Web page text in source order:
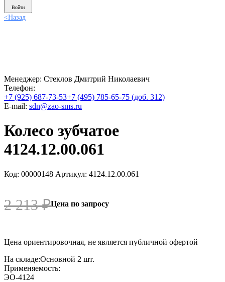
Войти
<Назад
Менеджер: Стеклов Дмитрий Николаевич
Телефон:
+7 (925) 687-73-53+7 (495) 785-65-75 (доб. 312)
E-mail: sdn@zao-sms.ru
Колесо зубчатое
4124.12.00.061
Код: 00000148 Артикул: 4124.12.00.061
2 213₽Цена по запросу
Цена ориентировочная, не является публичной офертой
На складе:Основной 2 шт.
Применяемость:
ЭО-4124